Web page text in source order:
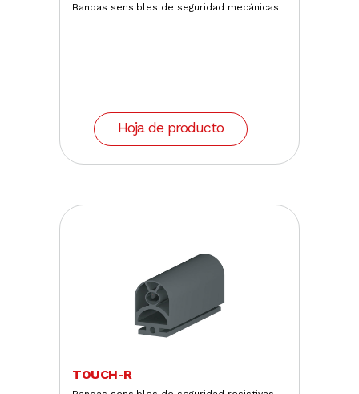
Bandas sensibles de seguridad mecánicas
Hoja de producto
TOUCH-R